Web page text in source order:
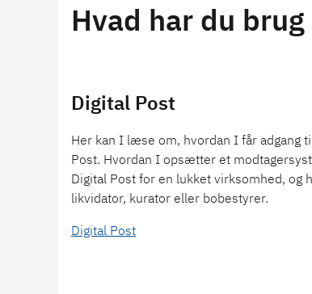
Hvad har du
Digital Post
Her kan I læse om, hvordan I får adgang
Post. Hvordan I opsætter et
Digital Post for en lukket virksomhed, og
likvidator, kurator eller bobestyrer.
Digital Post